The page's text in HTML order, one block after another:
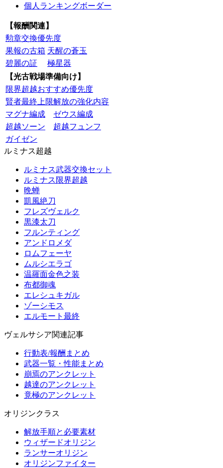
個人ランキングボーダー
【報酬関連】
勲章交換優先度
果報の古箱 天醒の蒼玉
碧麗の証
極星器
【光古戦場準備向け】
限界超越おすすめ優先度
賢者最終上限解放の強化内容
マグナ編成
ゼウス編成
超越ソーン
超越フュンフ
ガイゼン
ルミナス超越
ルミナス武器交換セット
ルミナス限界超越
晩蝉
凱風絶刀
フレズヴェルク
黒漆太刀
フルンティング
アンドロメダ
ロムフェーヤ
ムルシエラゴ
温羅面金色之装
布都御魂
エレシュキガル
ゾーシモス
エルモート最終
ヴェルサシア関連記事
行動表/報酬まとめ
武器一覧・性能まとめ
崩焉のアンクレット
越達のアンクレット
竟極のアンクレット
オリジンクラス
解放手順と必要素材
ウィザードオリジン
ランサーオリジン
オリジンファイター